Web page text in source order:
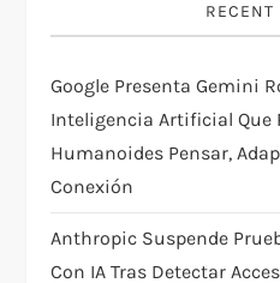
a
t
i
o
n
RECENT
Google Presenta Gemini
Inteligencia Artificial Que
Humanoides Pensar,
Conexión
Anthropic Suspende
Con IA Tras Detectar